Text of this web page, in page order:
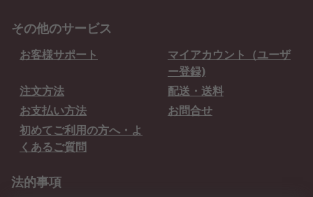
その他のサービス
お客様サポート
マイアカウント（ユーザ
ー登録)
注文方法
配送・送料
お支払い方法
お問合せ
初めてご利用の方へ・よ
くあるご質問
法的事項